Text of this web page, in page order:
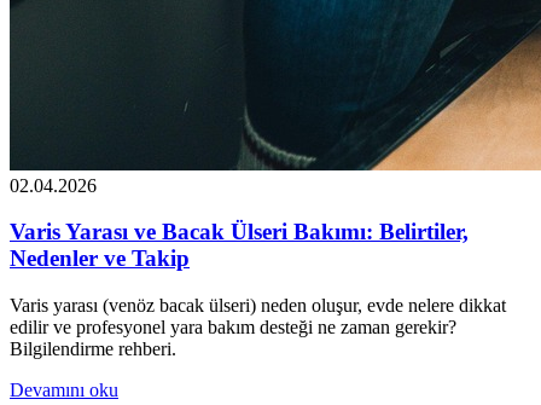
02.04.2026
Varis Yarası ve Bacak Ülseri Bakımı: Belirtiler,
Nedenler ve Takip
Varis yarası (venöz bacak ülseri) neden oluşur, evde nelere dikkat
edilir ve profesyonel yara bakım desteği ne zaman gerekir?
Bilgilendirme rehberi.
Devamını oku